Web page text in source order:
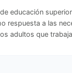
educación
respuesta a las
adultos que